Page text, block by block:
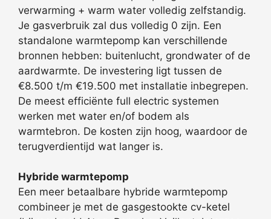
verwarming + warm water volledig zelfstandig.
Je gasverbruik zal dus volledig 0 zijn. Een
standalone warmtepomp kan verschillende
bronnen hebben: buitenlucht, grondwater of de
aardwarmte. De investering ligt tussen de
€8.500 t/m €19.500 met installatie inbegrepen.
De meest efficiënte full electric systemen
werken met water en/of bodem als
warmtebron. De kosten zijn hoog, waardoor de
terugverdientijd wat langer is.
Hybride warmtepomp
Een meer betaalbare hybride warmtepomp
combineer je met de gasgestookte cv-ketel